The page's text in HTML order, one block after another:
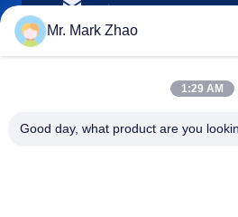
Email
Téléphone :
Mr. Mark Zhao
1:29 AM
Good day, what product are you